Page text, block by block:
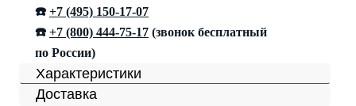
☎️ +7 (495) 150-17-07
☎️ +7 (800) 444-75-17 (звонок бесплатный
по России)
Характеристики
Доставка